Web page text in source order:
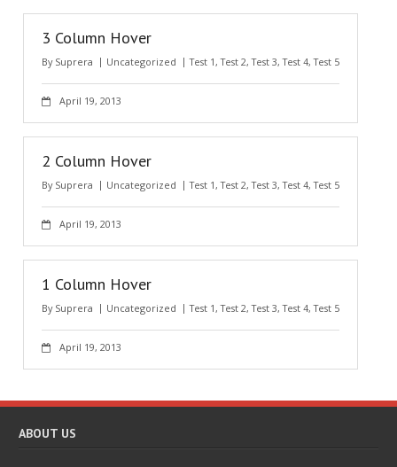
3 Column Hover
By Suprera Uncategorized Test 1,Test 2,Test 3,Test 4,Test 5
April 19, 2013
2 Column Hover
By Suprera Uncategorized Test 1,Test 2,Test 3,Test 4,Test 5
April 19, 2013
1 Column Hover
By Suprera Uncategorized Test 1,Test 2,Test 3,Test 4,Test 5
April 19, 2013
ABOUT US